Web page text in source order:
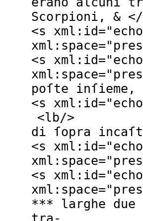
Scorpioni, & </
<s xml:id="
xml:space="
<s xml:id="
xml:space="
poſte inſieme,
<s xml:id="
<lb/>
di ſopra
<s xml:id="
xml:space="
<s xml:id="
xml:space="
*** larghe due